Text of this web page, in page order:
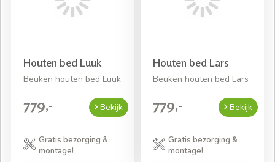
Houten bed Luuk
Beuken houten bed Luuk
779,- Bekijk
Gratis bezorging &
montage!
Houten bed Lars
Beuken houten bed Lars
779,- Bekijk
Gratis bezorging &
montage!